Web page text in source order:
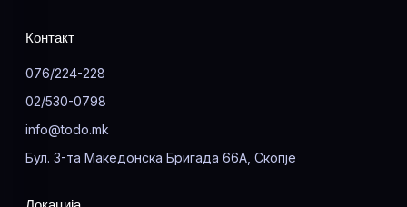
Контакт
076/224-228
02/530-0798
info@todo.mk
Бул. 3-та Македонска Бригада 66А, Скопје